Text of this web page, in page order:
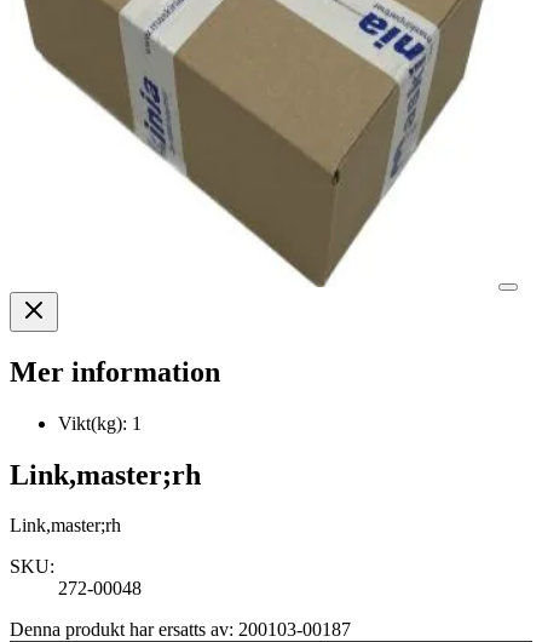
Mer information
Vikt(kg): 1
Link,master;rh
Link,master;rh
SKU:
272-00048
Denna produkt har ersatts av: 200103-00187